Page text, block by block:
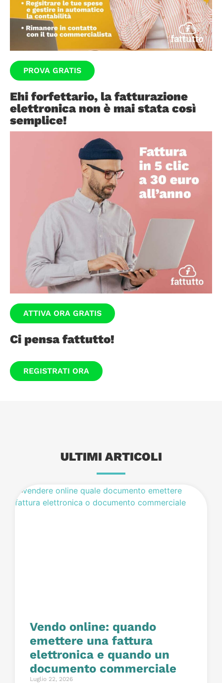
PROVA GRATIS
Ehi forfettario, la fatturazione
elettronica non è mai stata così
semplice!
ATTIVA ORA GRATIS
Ci pensa fattutto!
REGISTRATI ORA
ULTIMI ARTICOLI
Vendo online: quando
emettere una fattura
elettronica e quando un
documento commerciale
Luglio 22, 2026